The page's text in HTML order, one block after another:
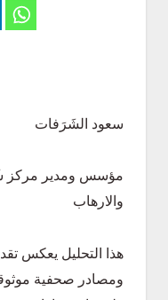
سعود الشَرَفات
مؤسس ومدير مركز
والارهاب
هذا التحليل يعكس
ومصادر صحفية